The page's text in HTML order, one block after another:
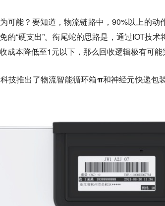
可能？要知道，物流链路中，90%以上的动
的“硬支出”。衔尾蛇的思路是，通过IOT技
成本降低至1元以下，那么回收逻辑极有可能
技推出了物流智能循环箱π和神经元快递包